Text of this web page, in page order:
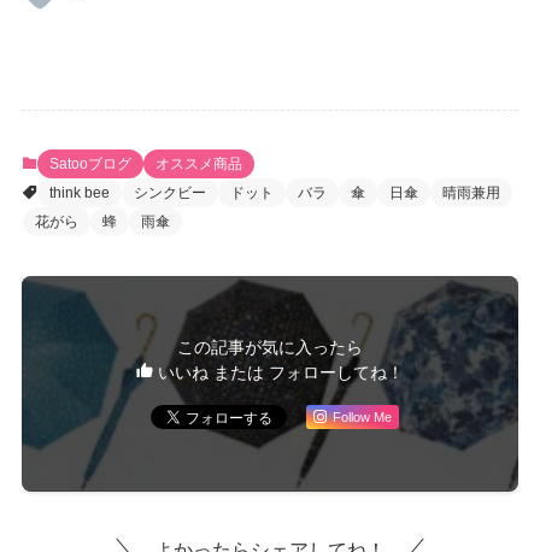
Satooブログ
オススメ商品
think bee
シンクビー ドット バラ 傘 日傘
晴雨兼用
花がら
蜂 雨傘
この記事が気に入ったら
いいね または フォローしてね！
Follow Me